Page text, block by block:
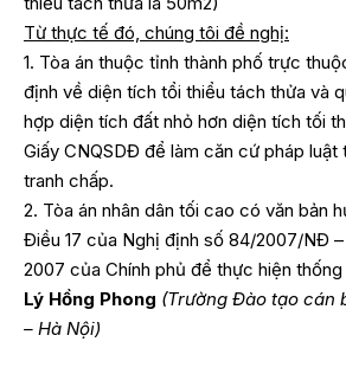
Từ thực tế đó, chúng tôi đề nghị:
1. Tòa án thuộc tỉnh thành phố trực
định về diện tích tổi thiểu tách thửa và
hợp diện tích đất nhỏ hơn diện tích tối
Giấy CNQSDĐ để làm căn cứ pháp luật
tranh chấp.
2. Tòa án nhân dân tối cao có văn bản
Điều 17 của Nghị định số 84/2007/NĐ
2007 của Chính phủ để thực hiện thống
Lý Hồng Phong (Trường Đào tạo cán
– Hà Nội)